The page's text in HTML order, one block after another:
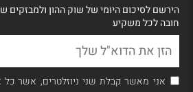
הירשם לסיכום היומי של שוק ההון ולמבזקים
חובה לכל משקיע
אני מאשר קבלת שני ניוזלטרים, אשר